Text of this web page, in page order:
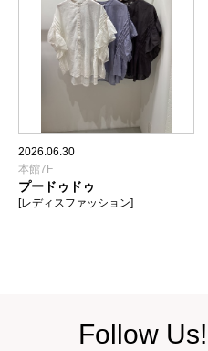
2026.06.30
本館7F
プードゥドゥ
[レディスファッション]
Follow Us!